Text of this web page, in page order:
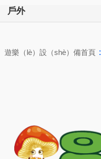
戶外
遊樂（lè）設（shè）備首頁：